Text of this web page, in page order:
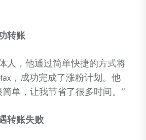
转账
人，他通过简单快捷的方式将
，成功完成了涨粉计划。他
单，让我节省了很多时间。”
转账失败